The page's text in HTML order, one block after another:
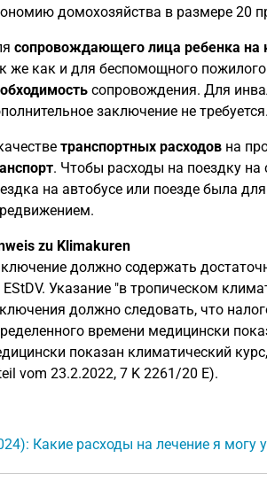
домохозяйства в размере 20
сопровождающего лица ребенка на
же как и для беспомощного
сопровождения. Для
заключение не требуется.
транспортных расходовна
. Чтобы расходы на поездку
на автобусе или поезде была
zu Klimakuren
должно содержать
EStDV. Указание "в тропическом
должно следовать, что
времени медицински
показан климатический
vom 23.2.2022, 7 K 2261/20 E).
Какие расходы на лечение я могу